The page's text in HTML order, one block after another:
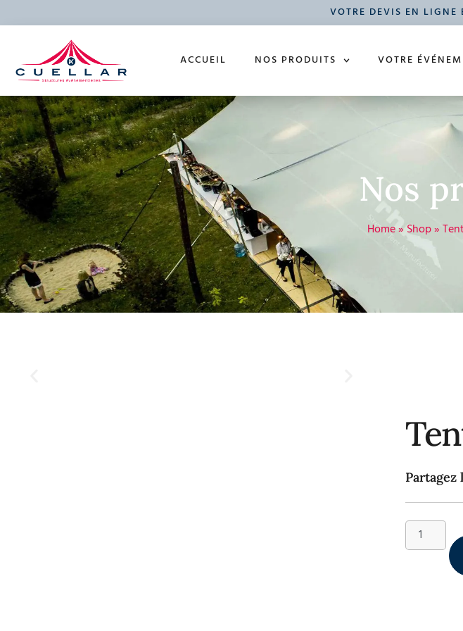
VOTRE DEVIS EN LIGNE
ACCUEIL NOS PRODUITS VOTRE
Nos
Home» Shop»
Partagez